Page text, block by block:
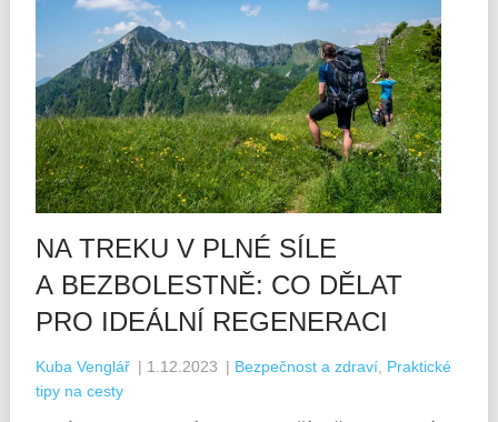
NA TREKU V PLNÉ SÍLE
A BEZBOLESTNĚ: CO DĚLAT
PRO IDEÁLNÍ REGENERACI
Kuba Venglář | 1.12.2023 | Bezpečnost a zdraví Praktické
tipy na cesty